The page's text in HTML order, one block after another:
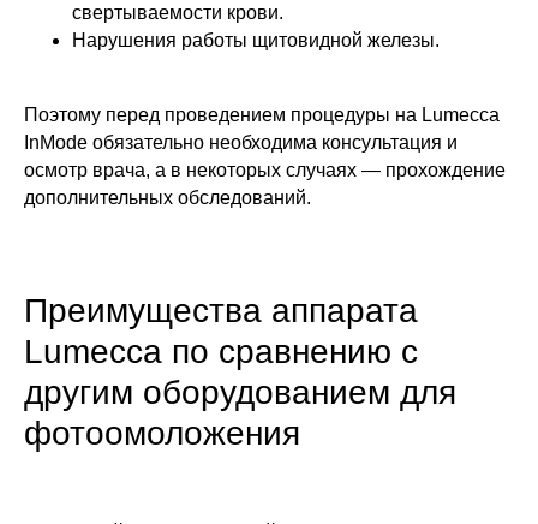
свертываемости крови.
Нарушения работы щитовидной железы.
Поэтому перед проведением процедуры на Lumecca
InMode обязательно необходима консультация и
осмотр врача, а в некоторых случаях — прохождение
дополнительных обследований.
Преимущества аппарата
Lumecca по сравнению с
другим оборудованием для
фотоомоложения